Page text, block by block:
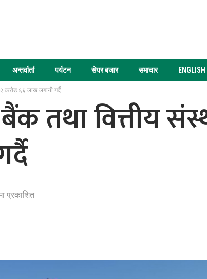
अन्तर्वार्ता पर्यटन सेयर बजार समाचार ENGLISH
करोड ६६ लाख लगानी गर्दै
तथा वित्तीय
प्रकाशित